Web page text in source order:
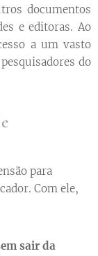
documentos
e editoras. Ao
a um vasto
do
para
Com ele,
sair da